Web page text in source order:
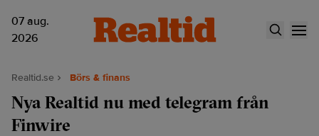
07 aug.
2026
Realtid.se Börs & finans
Nya Realtid nu med telegram från
Finwire